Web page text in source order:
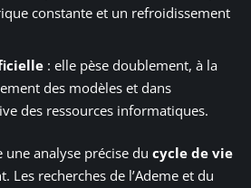
constante et un refroidissement
: elle pèse doublement, à la
des modèles et dans
des ressources informatiques.
analyse précise du cycle de vie
Les recherches de l’Ademe et du